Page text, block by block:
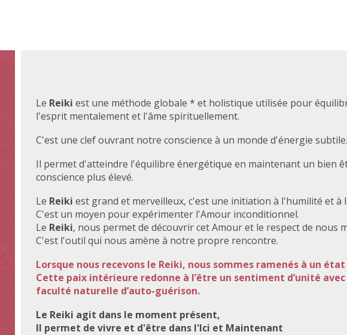
Le Reiki est une méthode globale * et holistique utilisée pour
l'esprit mentalement et l'âme spirituellement.
C'est une clef ouvrant notre conscience à un monde d'énergie subtile.
Il permet d'atteindre l'équilibre énergétique en maintenant un bien
conscience plus élevé.
Le Reiki est grand et merveilleux, c'est une initiation à l'humilité et à
C'est un moyen pour expérimenter l'Amour inconditionnel.
Le Reiki, nous permet de découvrir cet Amour et le respect de nous
C'est l'outil qui nous amène à notre propre rencontre.
Lorsque nous recevons le Reiki, nous sommes ramenés à un
Cette paix intérieure redonne à l’être un sentiment d’unité
faculté naturelle d’auto-guérison.
Le Reiki agit dans le moment présent,
Il permet de vivre et d'être dans l'Ici et Maintenant